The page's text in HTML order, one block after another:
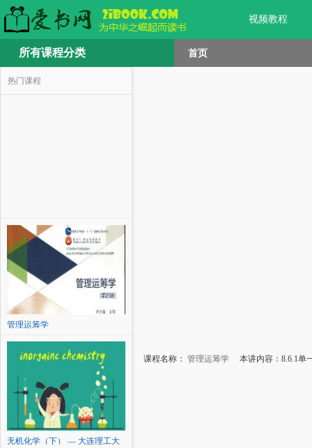
视频教程
所有课程分类 首页
热门课程
管理运筹学
无机化学（下） — 大连理工大
课程名称： 管理运筹学 本讲内容：8.6.1单